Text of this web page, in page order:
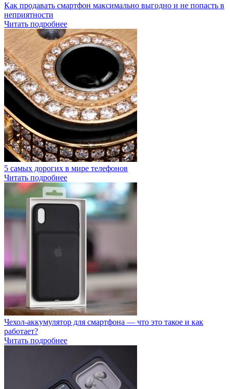
Как продавать смартфон максимально выгодно и не попасть в
неприятности
Читать подробнее
5 самых дорогих в мире телефонов
Читать подробнее
Чехол-аккумулятор для смартфона — что это такое и как
работает?
Читать подробнее